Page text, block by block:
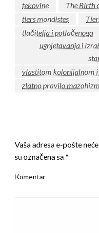
tekovine
The Birth
tiers mondistes
tlačitelja i potlačenoga
ugnjetavanja i
vlastitom kolonijalnom
zlatno pravilo
Vaša adresa e-pošte
su označena sa*
Komentar